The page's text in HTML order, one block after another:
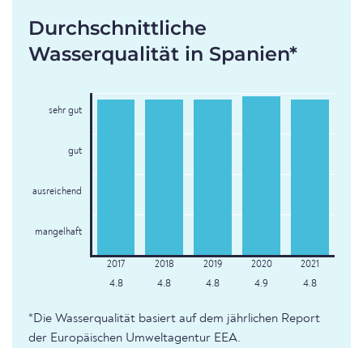
Durchschnittliche
Wasserqualität in Spanien*
sehr gut
gut
ausreichend
mangelhaft
4.8 4.8 4.8 4.9 4.8
*Die Wasserqualität basiert auf dem jährlichen Report
der Europäischen Umweltagentur EEA.